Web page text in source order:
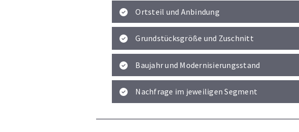
Ortsteil und Anbindung
Grundstücksgröße und Zuschnitt
Baujahr und Modernisierungsstand
Nachfrage im jeweiligen Segment